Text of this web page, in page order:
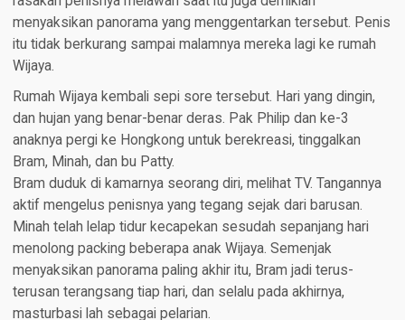
menyaksikan panorama yang menggentarkan tersebut. Penis
itu tidak berkurang sampai malamnya mereka lagi ke rumah
Wijaya.
Rumah Wijaya kembali sepi sore tersebut. Hari yang dingin,
dan hujan yang benar-benar deras. Pak Philip dan ke-3
anaknya pergi ke Hongkong untuk berekreasi, tinggalkan
Bram, Minah, dan bu Patty.
Bram duduk di kamarnya seorang diri, melihat TV. Tangannya
aktif mengelus penisnya yang tegang sejak dari barusan.
Minah telah lelap tidur kecapekan sesudah sepanjang hari
menolong packing beberapa anak Wijaya. Semenjak
menyaksikan panorama paling akhir itu, Bram jadi terus-
terusan terangsang tiap hari, dan selalu pada akhirnya,
masturbasi lah sebagai pelarian.